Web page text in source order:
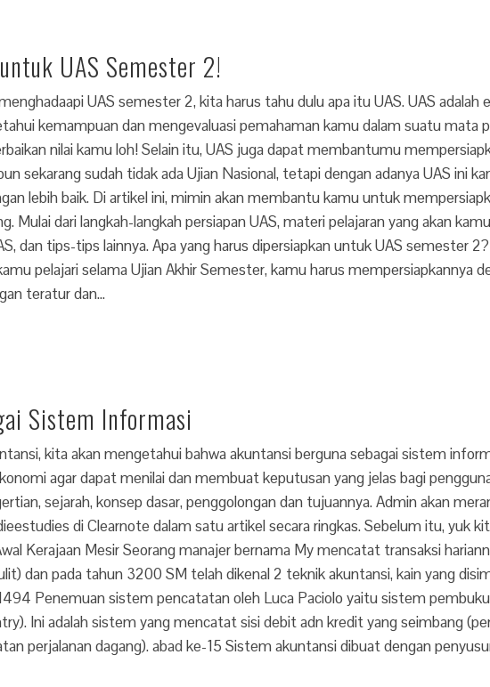
UAS Semester 2!
UAS semester 2, kita harus tahu dulu apa itu UAS. UAS adalah
kemampuan dan mengevaluasi pemahaman kamu dalam suatu mata
nilai kamu loh! Selain itu, UAS juga dapat membantumu
sekarang sudah tidak ada Ujian Nasional, tetapi dengan adanya UAS ini
lebih baik. Di artikel ini, mimin akan membantu kamu untuk
Mulai dari langkah-langkah persiapan UAS, materi pelajaran yang akan
dan tips-tips lainnya. Apa yang harus dipersiapkan untuk UAS semester
pelajari selama Ujian Akhir Semester, kamu harus mempersiapkannya
teratur dan…
Sistem Informasi
kita akan mengetahui bahwa akuntansi berguna sebagai sistem
agar dapat menilai dan membuat keputusan yang jelas bagi
sejarah, konsep dasar, penggolongan dan tujuannya. Admin akan
di Clearnote dalam satu artikel secara ringkas. Sebelum itu, yuk
Kerajaan Mesir Seorang manajer bernama My mencatat transaksi
dan pada tahun 3200 SM telah dikenal 2 teknik akuntansi, kain yang
Penemuan sistem pencatatan oleh Luca Paciolo yaitu sistem
Ini adalah sistem yang mencatat sisi debit adn kredit yang seimbang
perjalanan dagang). abad ke-15 Sistem akuntansi dibuat dengan